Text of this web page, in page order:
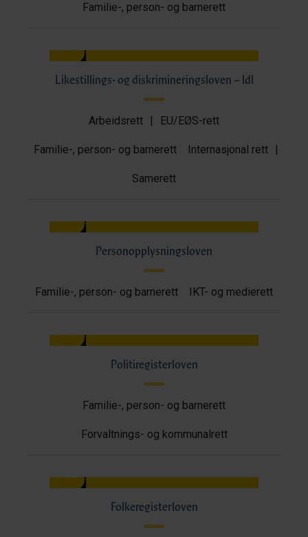
Familie-, person- og barnerett
Likestillings- og diskrimineringsloven – ldl
Arbeidsrett | EU/EØS-rett
Familie-, person- og barnerett Internasjonal rett |
Samerett
Personopplysningsloven
Familie-, person- og barnerett IKT- og medierett
Politiregisterloven
Familie-, person- og barnerett
Forvaltnings- og kommunalrett
Folkeregisterloven